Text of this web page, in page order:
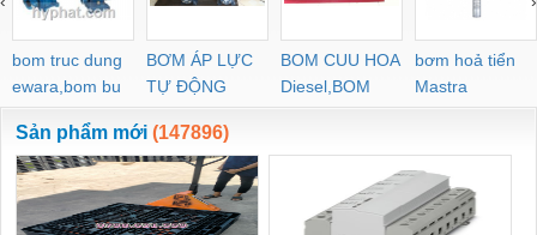
bom truc dung
ewara,bom bu
ewara
BƠM ÁP LỰC
TỰ ĐỘNG
BOM CUU HOA
Diesel,BOM
CHUA CHAY
bơm hoả tiển
Mastra
Sản phẩm mới (147896)